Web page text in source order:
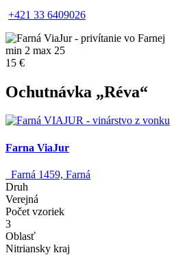
+421 33 6409026
min 2 max 25
15 €
Ochutnávka „Réva“
Farna ViaJur
Farná 1459, Farná
Druh
Verejná
Počet vzoriek
3
Oblasť
Nitriansky kraj